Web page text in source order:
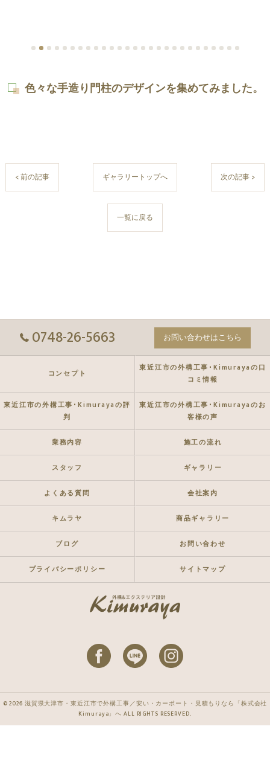
色々な手造り門柱のデザインを集めてみました。
< 前の記事 ギャラリートップへ 次の記事 >
一覧に戻る
0748-26-5663 お問い合わせはこちら
コンセプト
東近江市の外構工事･Kimurayaの口
コミ情報
東近江市の外構工事･Kimurayaの評
判
東近江市の外構工事･Kimurayaのお
客様の声
業務内容 施工の流れ
スタッフ ギャラリー
よくある質問 会社案内
キムラヤ 商品ギャラリー
ブログ お問い合わせ
プライバシーポリシー サイトマップ
© 2026 滋賀県大津市・東近江市で外構工事／安い・カーポート・見積もりなら「株式会社
Kimuraya」へ ALL RIGHTS RESERVED.